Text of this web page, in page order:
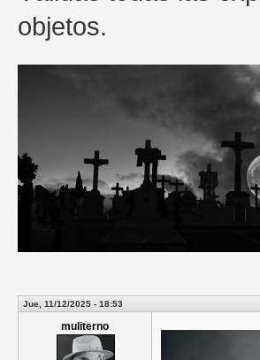
objetos.
Jue, 11/12/2025 - 18:53
muliterno